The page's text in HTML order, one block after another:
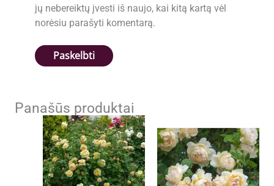
jų nebereiktų įvesti iš naujo, kai kitą kartą vėl
norėsiu parašyti komentarą.
Panašūs produktai